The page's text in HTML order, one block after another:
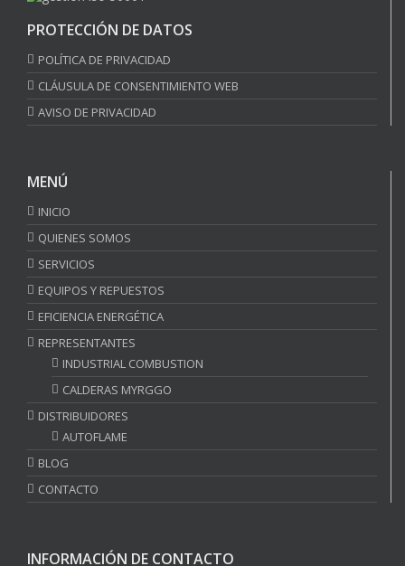
PROTECCIÓN DE DATOS
POLÍTICA DE PRIVACIDAD
CLÁUSULA DE CONSENTIMIENTO WEB
AVISO DE PRIVACIDAD
MENÚ
INICIO
QUIENES SOMOS
SERVICIOS
EQUIPOS Y REPUESTOS
EFICIENCIA ENERGÉTICA
REPRESENTANTES
INDUSTRIAL COMBUSTION
CALDERAS MYRGGO
DISTRIBUIDORES
AUTOFLAME
BLOG
CONTACTO
INFORMACIÓN DE CONTACTO